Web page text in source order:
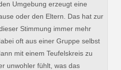
Umgebung erzeugt eine
oder den Eltern. Das hat zur
Stimmung immer mehr
oft aus einer Gruppe selbst
mit einem Teufelskreis zu
unwohler fühlt, was das